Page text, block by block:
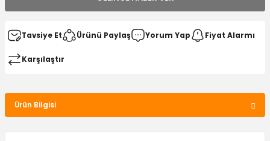
Tavsiye Et Ürünü Paylaş Yorum Yap Fiyat Alarmı
Karşılaştır
Ürün Bilgisi